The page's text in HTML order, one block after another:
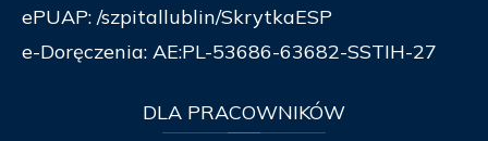
ePUAP: /szpitallublin/SkrytkaESP
e-Doręczenia: AE:PL-53686-63682-SSTIH-27
DLA PRACOWNIKÓW